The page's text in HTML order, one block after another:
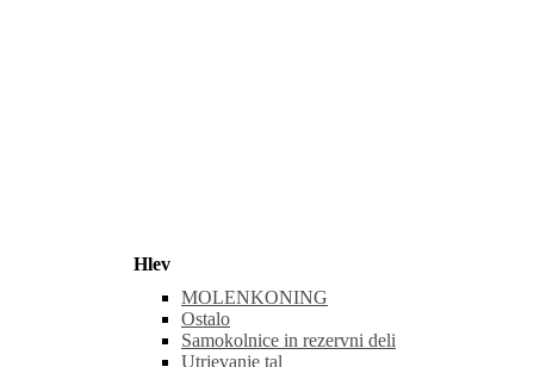
Hlev
MOLENKONING
Ostalo
Samokolnice in rezervni deli
Utrjevanje tal